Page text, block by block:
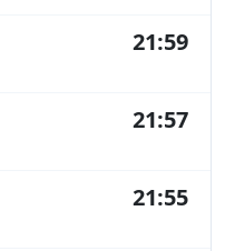
21:59
21:57
21:55